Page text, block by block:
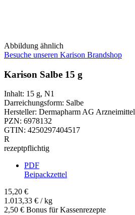
Abbildung ähnlich
Besuche unseren Karison Brandshop
Karison Salbe 15 g
Inhalt: 15 g, N1
Darreichungsform: Salbe
Hersteller: Dermapharm AG Arzneimittel
PZN: 6978132
GTIN: 4250297404517
R
rezeptpflichtig
PDF
Beipackzettel
15,20 €
1.013,33 € / kg
2,50 € Bonus für Kassenrezepte